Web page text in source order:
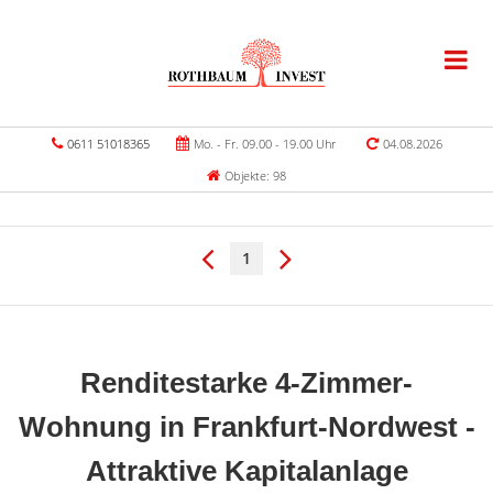
0611 51018365 Mo. - Fr. 09.00 - 19.00 Uhr
04.08.2026
Objekte: 98
1
Renditestarke 4-Zimmer-
Wohnung in Frankfurt-Nordwest -
Attraktive Kapitalanlage